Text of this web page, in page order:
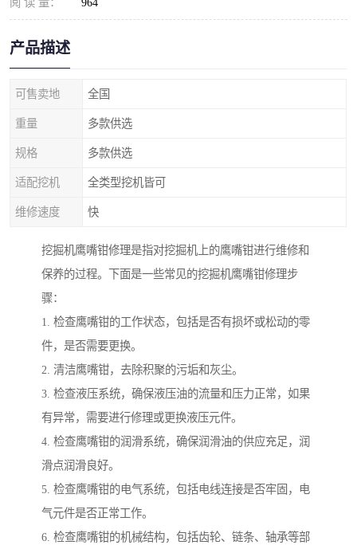
产品描述
可售卖地 全国
重量 多款供选
规格 多款供选
适配挖机 全类型挖机皆可
维修速度 快
挖掘机鹰嘴钳修理是指对挖掘机上的鹰嘴钳进行维修和
保养的过程。下面是一些常见的挖掘机鹰嘴钳修理步
骤：
1. 检查鹰嘴钳的工作状态，包括是否有损坏或松动的零
件，是否需要更换。
2. 清洁鹰嘴钳，去除积聚的污垢和灰尘。
3. 检查液压系统，确保液压油的流量和压力正常，如果
有异常，需要进行修理或更换液压元件。
4. 检查鹰嘴钳的润滑系统，确保润滑油的供应充足，润
滑点润滑良好。
5. 检查鹰嘴钳的电气系统，包括电线连接是否牢固，电
气元件是否正常工作。
6. 检查鹰嘴钳的机械结构，包括齿轮、链条、轴承等部